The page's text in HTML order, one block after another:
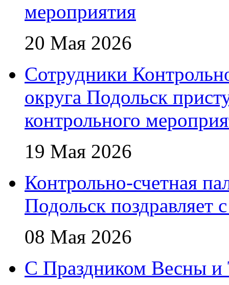
мероприятия
20 Мая 2026
Сотрудники
округа Подольск
контрольного
19 Мая 2026
Контрольно-счетная
Подольск
08 Мая 2026
C Праздником Весны и